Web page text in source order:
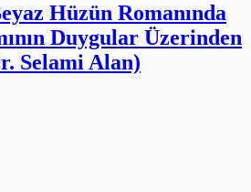
Hüzün Romanında
Duygular Üzerinden
Selami Alan)